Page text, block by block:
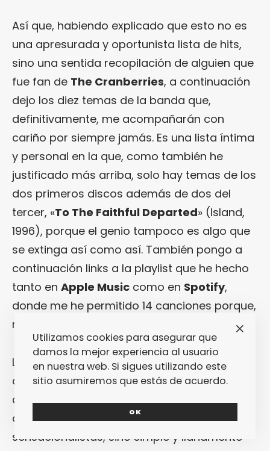
Así que, habiendo explicado que esto no es
una apresurada y oportunista lista de hits,
sino una sentida recopilación de alguien que
fue fan de The Cranberries, a continuación
dejo los diez temas de la banda que,
definitivamente, me acompañarán con
cariño por siempre jamás. Es una lista íntima
y personal en la que, como también he
justificado más arriba, solo hay temas de los
dos primeros discos además de dos del
tercer, «To The Faithful Departed» (Island,
1996), porque el genio tampoco es algo que
se extinga así como así. También pongo a
continuación links a la playlist que he hecho
tanto en Apple Music como en Spotify,
donde me he permitido 14 canciones porque,
mira, es que tenían que ser 14. Y punto.
Los temas a continuación van en orden de
disco y de tracklist. Así se evitan tops
absurdos que no vienen a cuento porque lo
que aquí interesa no es hacer rankings
sensacionalistas, sino simple y llanamente
Utilizamos cookies para asegurar que
damos la mejor experiencia al usuario
en nuestra web. Si sigues utilizando este
sitio asumiremos que estás de acuerdo.
OK